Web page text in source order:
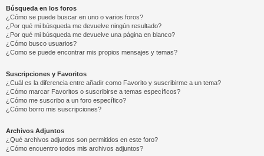
Búsqueda en los foros
¿Cómo se puede buscar en uno o varios foros?
¿Por qué mi búsqueda me devuelve ningún resultado?
¿Por qué mi búsqueda me devuelve una página en blanco?
¿Cómo busco usuarios?
¿Como se puede encontrar mis propios mensajes y temas?
Suscripciones y Favoritos
¿Cuál es la diferencia entre añadir como Favorito y suscribirme a un tema?
¿Cómo marcar Favoritos o suscribirse a temas específicos?
¿Cómo me suscribo a un foro específico?
¿Cómo borro mis suscripciones?
Archivos Adjuntos
¿Qué archivos adjuntos son permitidos en este foro?
¿Cómo encuentro todos mis archivos adjuntos?